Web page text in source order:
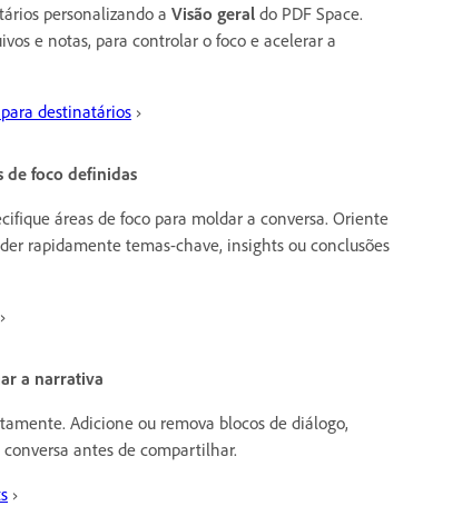
personalizando a Visão geral do PDF Space.
e notas, para controlar o foco e acelerar a
destinatários ›
de foco definidas
áreas de foco para moldar a conversa. Oriente
rapidamente temas-chave, insights ou conclusões
›
a narrativa
Adicione ou remova blocos de diálogo,
antes de compartilhar.
›